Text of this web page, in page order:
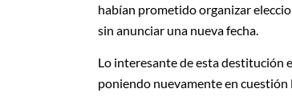
habían prometido organizar
sin anunciar una nueva fecha.
Lo interesante de esta destitución
poniendo nuevamente en cuestión